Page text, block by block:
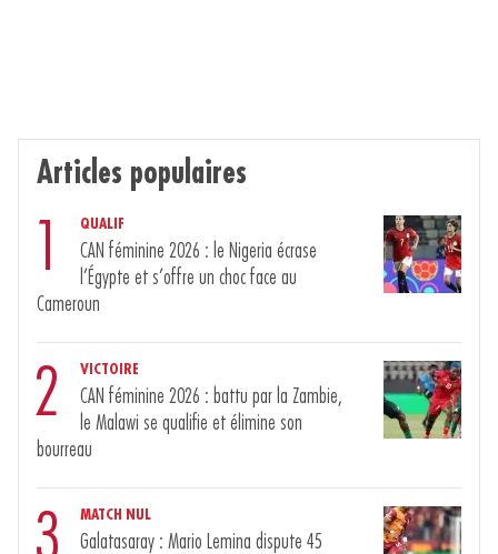
Articles populaires
QUALIF
CAN féminine 2026 : le Nigeria écrase
l’Égypte et s’offre un choc face au
Cameroun
2 VICTOIRE
CAN féminine 2026 : battu par la Zambie,
le Malawi se qualifie et élimine son
bourreau
3 MATCH NUL
Galatasaray : Mario Lemina dispute 45